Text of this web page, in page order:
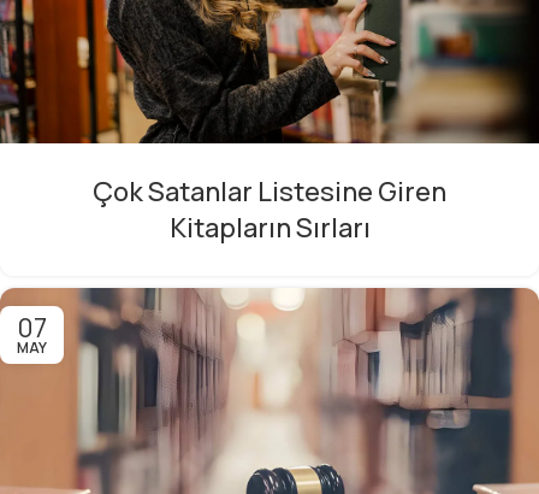
Çok Satanlar Listesine Giren
Kitapların Sırları
07
MAY